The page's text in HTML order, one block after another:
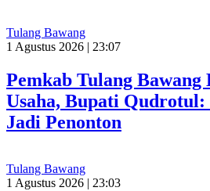
Tulang Bawang
1 Agustus 2026 | 23:07
Pemkab Tulang Bawang
Usaha, Bupati Qudrotul:
Jadi Penonton
Tulang Bawang
1 Agustus 2026 | 23:03